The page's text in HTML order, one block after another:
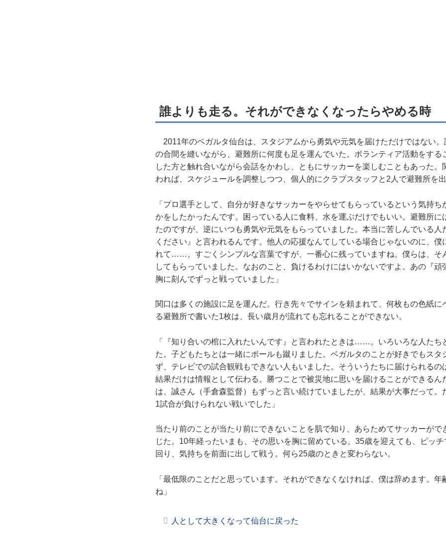
誰よりも走る。それができなくなったらやめる時
2011年のベガルタ仙台は、スタジアムから勇気や元気を届けただけではない
の合間を縫いながら、避難所に何度も足を運んでいた。ボランティア活動をする
した方と触れ合いながら会話をかわし、ともにサッカーを楽しむこともあった。
われば、スケジュールを調整しつつ、個人的にクラブスタッフと2人で避難所を出
「プロ選手として、自分が好きなサッカーをやらせてもらっているという気持ち
かをしたかったんです。困っている人に食料、水を運ぶだけでもいい。避難所に
たのですが、逆にいつも勇気や元気をもらっていました。本当に苦しんでいる人
ください』と言われるんです。他人の応援なんてしている場合じゃないのに、僕
れて……。すごくシンプルな言葉ですが、一番心に残っていますね。僕らは、そ
してもらっていました。なおのこと、負けるわけにはいかないですよ。あの『頑
胸に刻んでずっと戦っていました」
関口は多くの施設に足を運んだ。行き先々でサインを頼まれて、何枚もの色紙に
る避難所で書いた1枚は、長い歳月が流れても忘れることができない。
「『知り合いの棺に入れたいんです』と言われたときは……。いろいろな人たち
た。子どもたちとは一緒にボールも蹴りました。ベガルタのことが好きでもスタ
ず、テレビでの試合観戦もできない人もいました。そういうたちに届けられるの
結果だけは情報として伝わる。勝つことで被災地に思いを届けることができるん
は、誠さん（手倉森監督）もずっと言い続けていましたが、結果が大事だって。
1試合が負けられない戦いでした」
当たり前のことが当たり前にできないことを肌で知り、あらためてサッカーがで
じた。10年経ったいまも、その思いを胸に留めている。35歳を迎えても、ピッチ
回り、気持ちを前面に出して戦う。何ら25歳のときと変わらない。
「最低限のことだと思っています。それができなくなければ、僕は辞めます。年
ね」
人として大きくなって仙台に戻った